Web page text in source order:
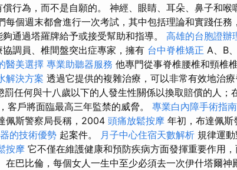
行為，而不是自願的。 神經、眼睛、耳朵、鼻子和喉
每個週末都會進行一次考試，其中包括理論和實踐任務
通過塔羅牌給予或接受幫助和指導。 高雄的台胞證辦
調員、椎間盤突出症專家，擁有 台中脊椎矯正 A、B
醫美選擇 專業助聽器服務 他專門從事脊椎腰椎和頸椎
解決方案 透過它提供的複雜治療，可以非常有效地治
罰任何與十八歲以下的人發生性關係以換取賠償的人；
客戶將面臨最高三年監禁的威脅。 專業白內障手術指南
佩斯警察局長稱，2004 頭痛放鬆按摩 年初，布達佩斯
的技術優勢 起案件。 月子中心住宿天數解析 規律運
按摩 它不僅在維護健康和預防疾病方面發揮重要作用
在巴比倫，每個女人一生中至少必須去一次伊什塔爾神